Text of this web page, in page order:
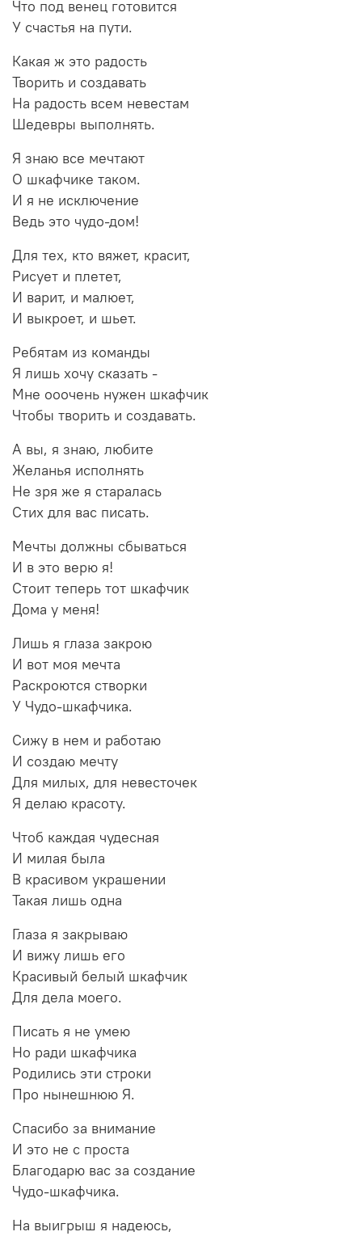
Что под венец готовится
У счастья на пути.
Какая ж это радость
Творить и создавать
На радость всем невестам
Шедевры выполнять.
Я знаю все мечтают
О шкафчике таком.
И я не исключение
Ведь это чудо-дом!
Для тех, кто вяжет, красит,
Рисует и плетет,
И варит, и малюет,
И выкроет, и шьет.
Ребятам из команды
Я лишь хочу сказать -
Мне ооочень нужен шкафчик
Чтобы творить и создавать.
А вы, я знаю, любите
Желанья исполнять
Не зря же я старалась
Стих для вас писать.
Мечты должны сбываться
И в это верю я!
Стоит теперь тот шкафчик
Дома у меня!
Лишь я глаза закрою
И вот моя мечта
Раскроются створки
У Чудо-шкафчика.
Сижу в нем и работаю
И создаю мечту
Для милых, для невесточек
Я делаю красоту.
Чтоб каждая чудесная
И милая была
В красивом украшении
Такая лишь одна
Глаза я закрываю
И вижу лишь его
Красивый белый шкафчик
Для дела моего.
Писать я не умею
Но ради шкафчика
Родились эти строки
Про нынешнюю Я.
Спасибо за внимание
И это не с проста
Благодарю вас за создание
Чудо-шкафчика.
На выигрыш я надеюсь,